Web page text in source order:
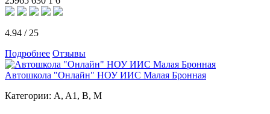
4.94 / 25
Подробнее Отзывы
Автошкола "Онлайн" НОУ ИИС Малая Бронная
Категории: A, A1, B, M